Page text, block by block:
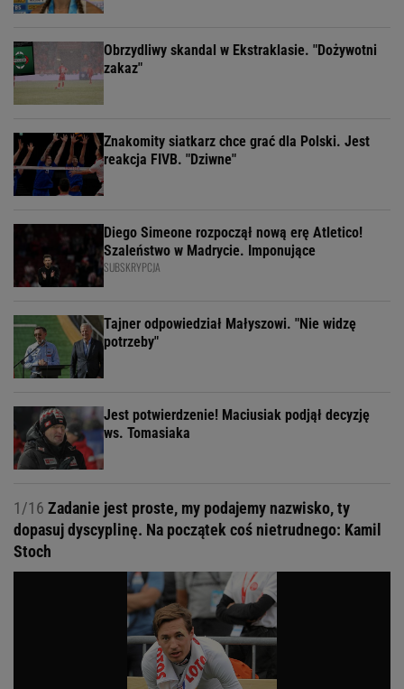
Obrzydliwy skandal w Ekstraklasie. "Dożywotni
zakaz"
Znakomity siatkarz chce grać dla Polski. Jest
reakcja FIVB. "Dziwne"
Diego Simeone rozpoczął nową erę Atletico!
Szaleństwo w Madrycie. Imponujące
SUBSKRYPCJA
Tajner odpowiedział Małyszowi. "Nie widzę
potrzeby"
Jest potwierdzenie! Maciusiak podjął decyzję
ws. Tomasiaka
1/16 Zadanie jest proste, my podajemy nazwisko, ty
dopasuj dyscyplinę. Na początek coś nietrudnego: Kamil
Stoch